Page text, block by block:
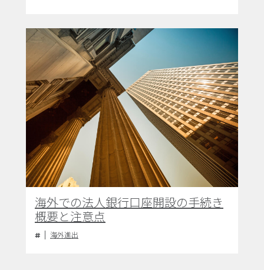
海外での法人銀行口座開設の手続き
概要と注意点
海外進出